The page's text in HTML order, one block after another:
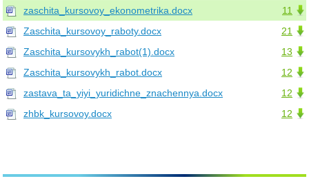
11
zaschita_kursovoy_ekonometrika.docx
21
Zaschita_kursovoy_raboty.docx
13
Zaschita_kursovykh_rabot(1).docx
12
Zaschita_kursovykh_rabot.docx
12
zastava_ta_yiyi_yuridichne_znachennya.docx
12
zhbk_kursovoy.docx